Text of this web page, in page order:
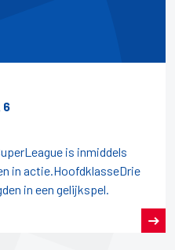
6
is inmiddels
in actie.HoofdklasseDrie
in een gelijkspel.